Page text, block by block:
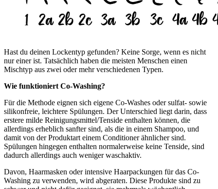
Hast du deinen Lockentyp gefunden? Keine Sorge, wenn es nicht
nur einer ist. Tatsächlich haben die meisten Menschen einen
Mischtyp aus zwei oder mehr verschiedenen Typen.
Wie funktioniert Co-Washing?
Für die Methode eignen sich eigene Co-Washes oder sulfat- sowie
silikonfreie, leichtere Spülungen. Der Unterschied liegt darin, dass
erstere milde Reinigungsmittel/Tenside enthalten können, die
allerdings erheblich sanfter sind, als die in einem Shampoo, und
damit von der Produktart einem Conditioner ähnlicher sind.
Spülungen hingegen enthalten normalerweise keine Tenside, sind
dadurch allerdings auch weniger waschaktiv.
Davon, Haarmasken oder intensive Haarpackungen für das Co-
Washing zu verwenden, wird abgeraten. Diese Produkte sind zu